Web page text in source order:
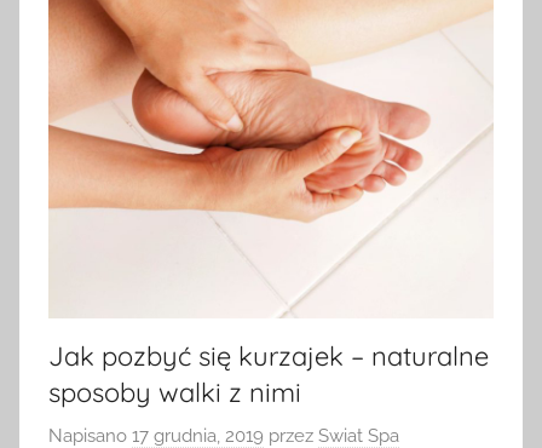
Jak pozbyć się kurzajek – naturalne
sposoby walki z nimi
Napisano 17 grudnia, 2019 przez Swiat Spa